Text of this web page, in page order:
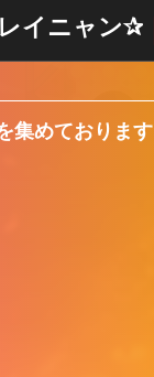
イニャン✰
集めております